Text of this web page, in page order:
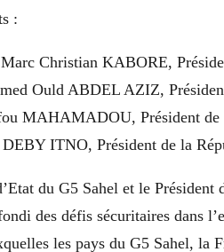
:
Christian KABORE,
Ould ABDEL AZIZ,
MAHAMADOU, Président de
ITNO, Président de la
du G5 Sahel et le
des défis sécuritaires dans
les pays du G5 Sahel, la